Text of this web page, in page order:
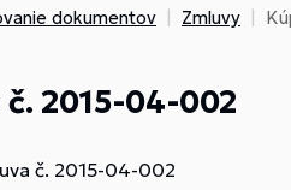
dokumentov Zmluvy
2015-04-002
č. 2015-04-002